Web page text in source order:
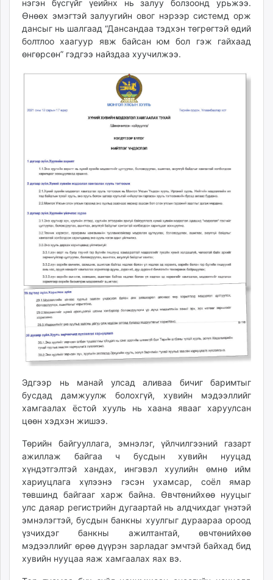
нэгэн бүсгүйг үеийнх нь залуу болзоонд урьжээ.
Өнөөх эмэгтэй залуугийн овог нэрээр системд орж
дансыг нь шалгаад “Дансандаа тэдхэн төгрөгтэй өдий
болтлоо хаагуур явж байсан юм бол гэж гайхаад
өнгөрсөн” гэдгээ найздаа хуучилжээ.
Эдгээр нь манай улсад аливаа бичиг баримтыг
бусдад дамжуулж болохгүй, хувийн мэдээллийг
хамгаалах ёстой хууль нь хаана явааг харуулсан
цөөн хэдхэн жишээ.
Төрийн байгууллага, эмнэлэг, үйлчилгээний газарт
ажиллаж байгаа ч бусдын хувийн нууцад
хүндэтгэлтэй хандах, ингэвэл хуулийн өмнө ийм
хариуцлага хүлээнэ гэсэн ухамсар, соёл ямар
төвшинд байгааг харж байна. Өвчтөнийхөө нууцыг
улс даяар регистрийн дугаартай нь алдчихдаг үнэтэй
эмнэлэгтэй, бусдын банкны хуулгыг дураараа ороод
үзчихдэг банкны ажилтантай, өвчтөнийхөө
мэдээллийг өрөө дүүрэн зарладаг эмчтэй байхад бид
хувийн нууцаа яаж хамгаалах яах вэ.